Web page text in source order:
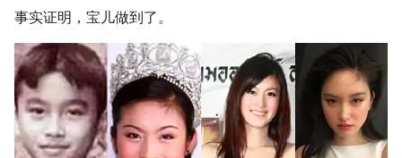
事实证明，宝儿做到了。